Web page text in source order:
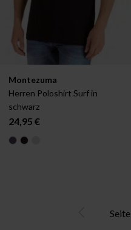
Verfügbar in:
Montezuma
Herren Poloshirt Surf in
schwarz
24,95 €
Seite